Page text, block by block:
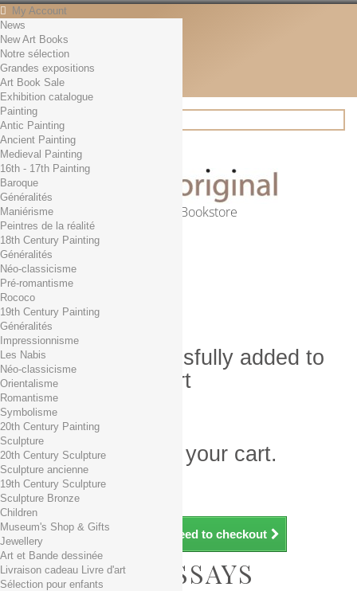
My Account
Contact
English
English
Français
News
Search
Online Art Bookstore
Cart (empty)
No products
Free shipping!
0,00 € Total
Check out
Product successfully added to
your shopping cart
Quantity
Total
There is 1 item in your cart.
Total products (tax incl.)
Total shipping TTC
Total (tax incl.)
Continue shopping Proceed to checkout
News
New Art Books
Notre sélection
Grandes expositions
Art Book Sale
Exhibition catalogue
Painting
Antic Painting
Ancient Painting
Medieval Painting
16th - 17th Painting
Baroque
Généralités
Maniérisme
Peintres de la réalité
18th Century Painting
Généralités
Néo-classicisme
Pré-romantisme
Rococo
19th Century Painting
Généralités
Impressionnisme
Les Nabis
Néo-classicisme
Orientalisme
Romantisme
Symbolisme
20th Century Painting
Sculpture
20th Century Sculpture
Sculpture ancienne
19th Century Sculpture
Sculpture Bronze
Children
Museum's Shop & Gifts
Jewellery
Art et Bande dessinée
Livraison cadeau Livre d'art
Sélection pour enfantsART ESSAYS